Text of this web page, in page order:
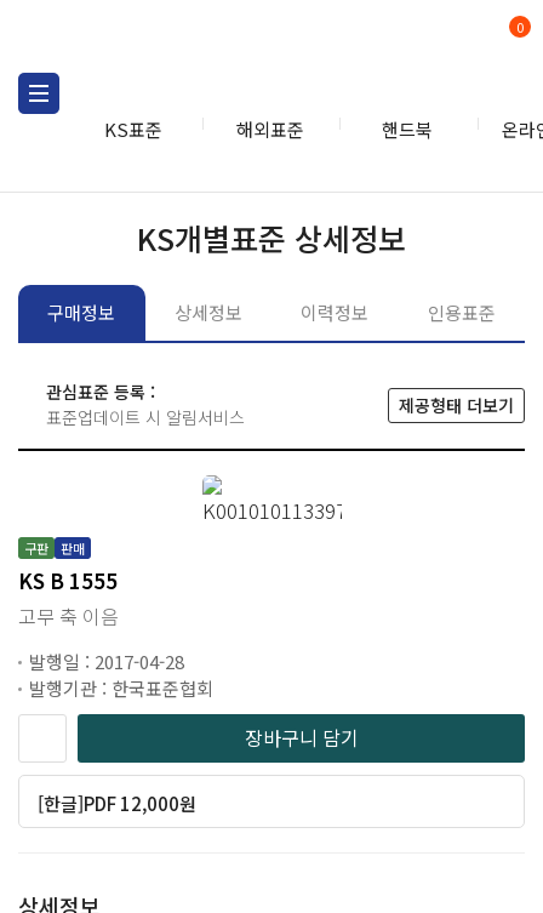
KS표준 해외표준 핸드북 온라
0
KS개별표준 상세정보
구매정보 상세정보 이력정보 인용표준
관심표준 등록 :
표준업데이트 시 알림서비스
제공형태 더보기
구판 판매
KS B 1555
고무 축 이음
발행일 : 2017-04-28
발행기관 : 한국표준협회
장바구니 담기
[한글]PDF 12,000원
상세정보